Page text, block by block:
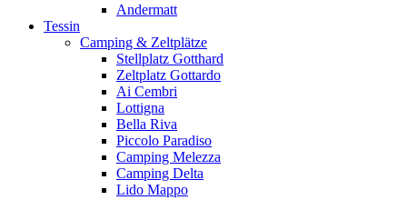
Andermatt
Tessin
Camping & Zeltplätze
Stellplatz Gotthard
Zeltplatz Gottardo
Ai Cembri
Lottigna
Bella Riva
Piccolo Paradiso
Camping Melezza
Camping Delta
Lido Mappo